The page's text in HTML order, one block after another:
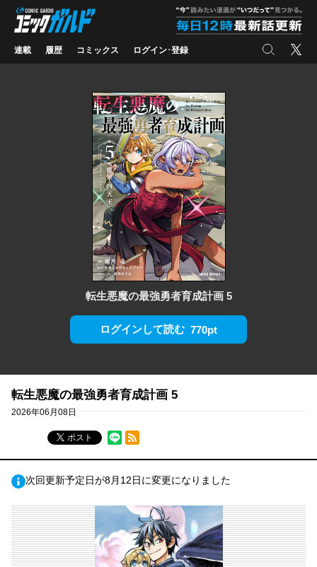
コミックガルド
連載 履歴 コミックス ログイン･登録 検索 X
転生悪魔の最強勇者育成計画 5
ログインして読む 770pt
転生悪魔の最強勇者育成計画 5
2026年06月08日
ポスト
RSSフィード
次回更新予定日が8月12日に変更になりました